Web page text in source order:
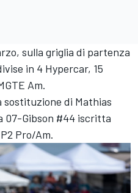
sulla griglia di partenza
in 4 Hypercar, 15
Am.
sostituzione di Mathias
07-Gibson #44 iscritta
Pro/Am.